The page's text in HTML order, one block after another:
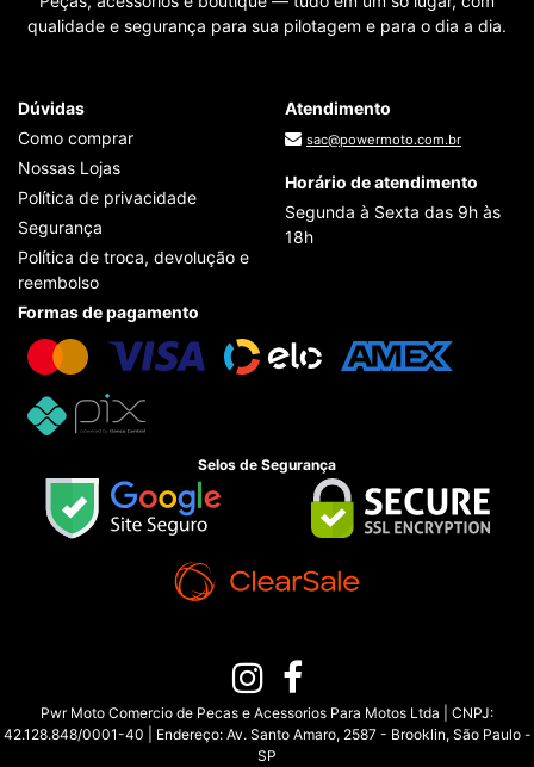
qualidade e segurança para sua pilotagem e para o dia a dia.
Dúvidas
Como comprar
Nossas Lojas
Política de privacidade
Segurança
Política de troca, devolução e
reembolso
Atendimento
sac@powermoto.com.br
Horário de atendimento
Segunda à Sexta das 9h às
18h
Formas de pagamento
Selos de Segurança
Pwr Moto Comercio de Pecas e Acessorios Para Motos Ltda | CNPJ:
42.128.848/0001-40 | Endereço: Av. Santo Amaro, 2587 - Brooklin, São Paulo -
SP